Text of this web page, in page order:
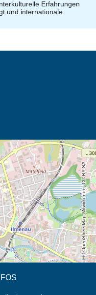
Erfahrungen
und internationale
Tab (Karte)
© OpenStreetMap-Mitwirkende, CC BY-SA